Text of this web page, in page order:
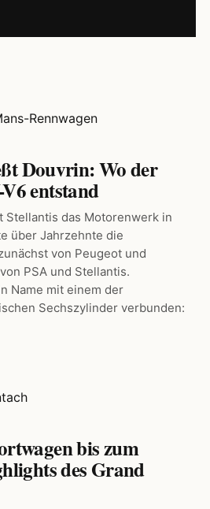
Douvrin: Wo der
entstand
Stellantis das Motorenwerk in
über Jahrzehnte die
von Peugeot und
PSA und Stellantis.
Name mit einem der
Sechszylinder verbunden:
bis zum
des Grand